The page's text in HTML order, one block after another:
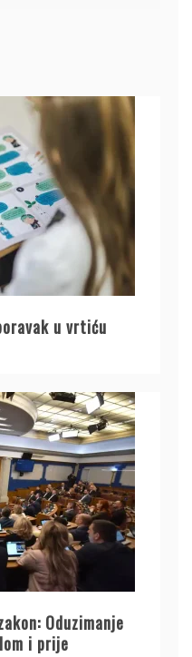
u vrtiću
Oduzimanje
i prije